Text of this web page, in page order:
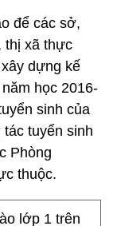
để các sở,
thị xã thực
dựng kế
học 2016-
sinh của
tuyển sinh
Phòng
thuộc.